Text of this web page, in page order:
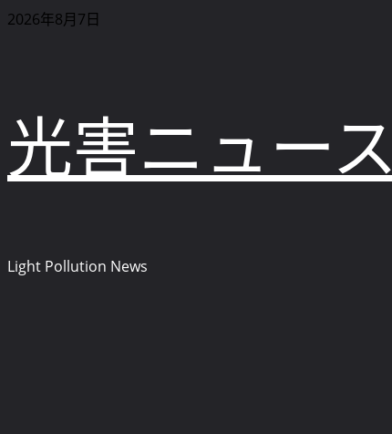
内
ッ
プ
2026年8月7日
光害ニュース
Light Pollution News